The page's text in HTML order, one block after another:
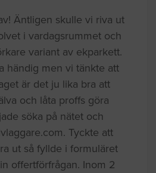
Äntligen skulle vi riva ut
i vardagsrummet och
variant av ekparkett.
händig men vi tänkte att
är det ju lika bra att
och låta proffs göra
söka på nätet och
Tyckte att
ut så fyllde i formuläret
offertförfrågan. Inom 2